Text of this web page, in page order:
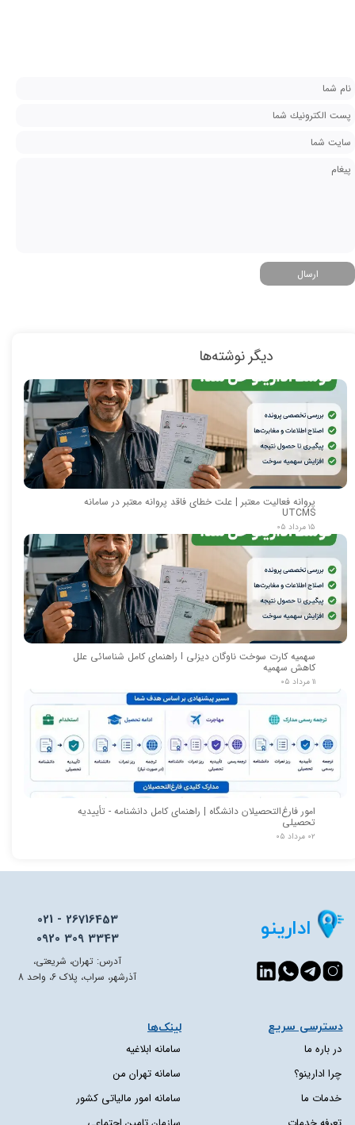
ارسال
دیگر نوشته‌ها
پروانه فعالیت معتبر | علت خطای فاقد پروانه معتبر در سامانه
UTCMS
۱۵ مرداد ۰۵
سهمیه کارت سوخت ناوگان دیزلی I راهنمای کامل شناسائی علل
کاهش سهمیه
۱۱ مرداد ۰۵
امور فارغ‌التحصیلان دانشگاه | راهنمای کامل دانشنامه - تأییدیه
تحصیلی
۰۲ مرداد ۰۵
ادارینو
021 - 26716453
0920 309 3343
در باره ما
چرا ادارینو؟
خدمات ما
دسترسی سریع​​​​​​​ لینک‌ها
سامانه ابلاغیه
سامانه تهران من
سامانه امور مالیاتی کشور
آدرس: تهران، شریعتی،
آذرشهر، سراب، پلاک 6، واحد 8